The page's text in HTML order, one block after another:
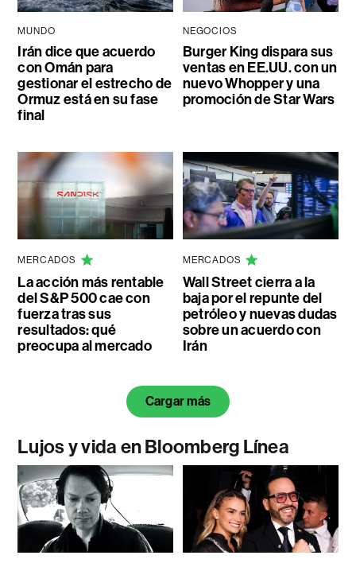
MUNDO
Irán dice que acuerdo
con Omán para
gestionar el estrecho de
Ormuz está en su fase
final
NEGOCIOS
Burger King dispara sus
ventas en EE.UU. con un
nuevo Whopper y una
promoción de Star Wars
MERCADOS
La acción más rentable
del S&P 500 cae con
fuerza tras sus
resultados: qué
preocupa al mercado
MERCADOS
Wall Street cierra a la
baja por el repunte del
petróleo y nuevas dudas
sobre un acuerdo con
Irán
Cargar más
Lujos y vida en Bloomberg Línea